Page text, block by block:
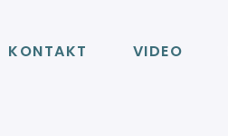
KONTAKT VIDEO